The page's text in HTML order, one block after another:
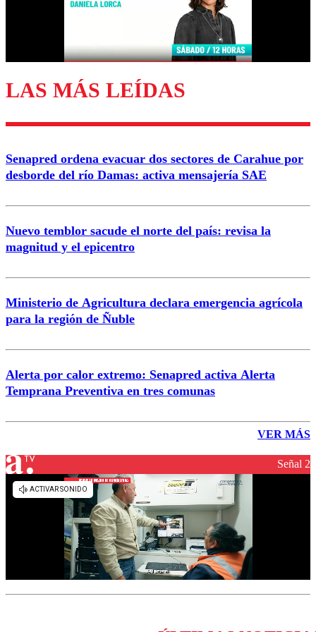
Enviar comentario
LAS MÁS LEÍDAS
Senapred ordena evacuar dos sectores de Carahue por
desborde del río Damas: activa mensajería SAE
Nuevo temblor sacude el norte del país: revisa la
magnitud y el epicentro
Ministerio de Agricultura declara emergencia agrícola
para la región de Ñuble
Alerta por calor extremo: Senapred activa Alerta
Temprana Preventiva en tres comunas
VER MÁS
Señal 2